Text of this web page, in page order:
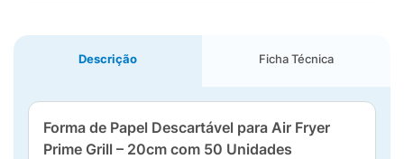
Descrição Ficha Técnica
Forma de Papel Descartável para Air Fryer
Prime Grill – 20cm com 50 Unidades